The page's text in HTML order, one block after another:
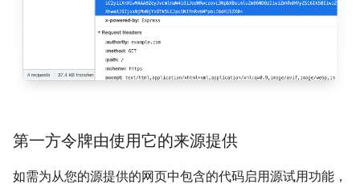
第一方令牌由使用它的来源提供
如需为从您的源提供的网页中包含的代码启用源试用功能，